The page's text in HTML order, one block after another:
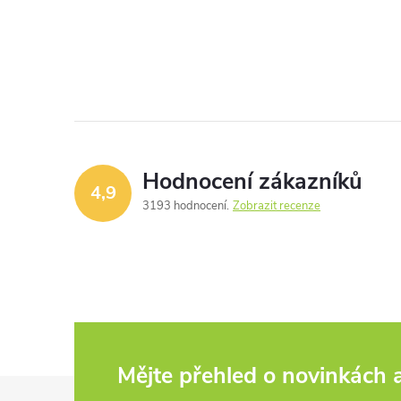
4,9 Hodnocení zákazníků
3193 hodnocení Zobrazit recenze
Mějte přehled o novinkách